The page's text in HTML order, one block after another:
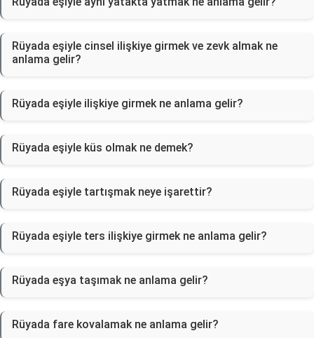
Rüyada eşiyle cinsel ilişkiye girmek ve zevk almak ne
anlama gelir?
Rüyada eşiyle ilişkiye girmek ne anlama gelir?
Rüyada eşiyle küs olmak ne demek?
Rüyada eşiyle tartışmak neye işarettir?
Rüyada eşiyle ters ilişkiye girmek ne anlama gelir?
Rüyada eşya taşımak ne anlama gelir?
Rüyada fare kovalamak ne anlama gelir?